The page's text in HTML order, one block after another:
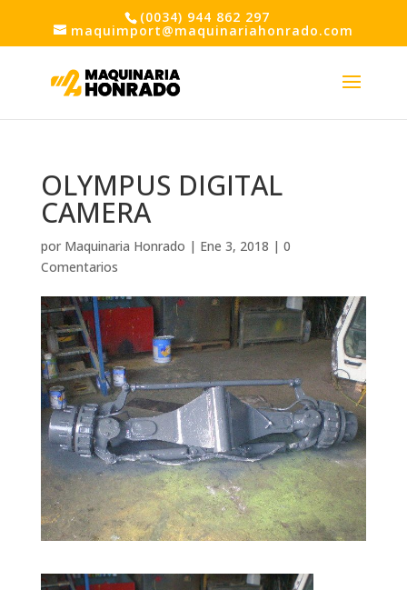
(0034) 944 862 297
maquimport@maquinariahonrado.com
OLYMPUS DIGITAL
CAMERA
por Maquinaria Honrado | Ene 3, 2018 | 0
Comentarios